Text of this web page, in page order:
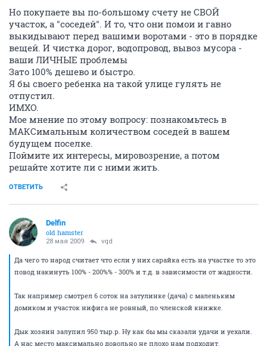
Но покупаете вы по-большому счету не СВОЙ
участок, а "соседей". И то, что они помои и гавно
выкидывают перед вашими воротами - это в порядке
вещей. И чистка дорог, водопровод, вывоз мусора -
ваши ЛИЧНЫЕ проблемы
Зато 100% дешево и быстро.
Я бы своего ребенка на такой улице гулять не
отпустил.
ИМХО.
Мое мнение по этому вопросу: познакомьтесь в
МАКСимальным количеством соседей в вашем
будущем поселке.
Поймите их интересы, мировозрение, а потом
решайте хотите ли с ними жить.
ОТВЕТИТЬ
Delfin
old hamster
28 мая 2009 vqd
Да чего то народ считает что если у них сарайка есть на участке то это
повод накинуть 100% - 200%% - 300% и т.д. в зависимости от жадности.
Так например смотрел 6 соток на затулинке (дача) с маленьким
домиком и участок нифига не ровный, по членской книжке.
Дык хозяин залупил 950 тыр.р. Ну как бы мы сказали удачи и уехали.
А нас место максимально довольно не плохо нам подходит.